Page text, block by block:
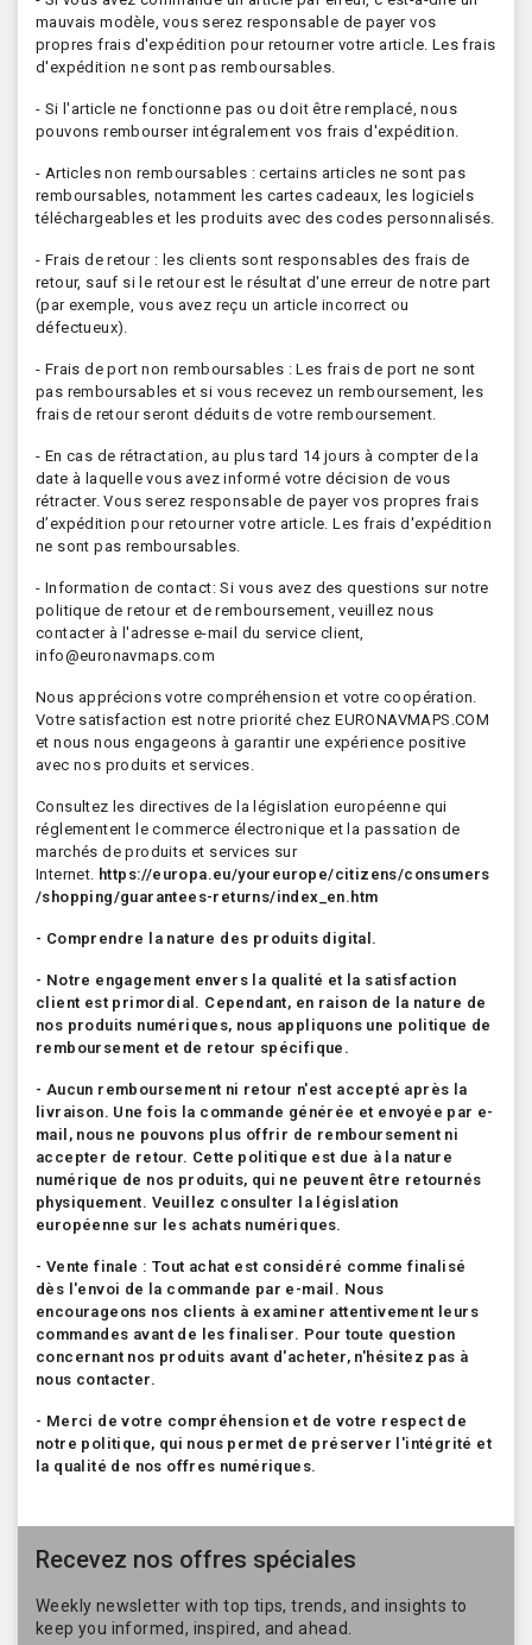
mauvais modèle, vous serez responsable de payer vos
propres frais d'expédition pour retourner votre article. Les frais
d'expédition ne sont pas remboursables.
- Si l'article ne fonctionne pas ou doit être remplacé, nous
pouvons rembourser intégralement vos frais d'expédition.
- Articles non remboursables : certains articles ne sont pas
remboursables, notamment les cartes cadeaux, les logiciels
téléchargeables et les produits avec des codes personnalisés.
- Frais de retour : les clients sont responsables des frais de
retour, sauf si le retour est le résultat d'une erreur de notre part
(par exemple, vous avez reçu un article incorrect ou
défectueux).
- Frais de port non remboursables : Les frais de port ne sont
pas remboursables et si vous recevez un remboursement, les
frais de retour seront déduits de votre remboursement.
- En cas de rétractation, au plus tard 14 jours à compter de la
date à laquelle vous avez informé votre décision de vous
rétracter. Vous serez responsable de payer vos propres frais
d’expédition pour retourner votre article. Les frais d'expédition
ne sont pas remboursables.
- Information de contact: Si vous avez des questions sur notre
politique de retour et de remboursement, veuillez nous
contacter à l'adresse e-mail du service client,
info@euronavmaps.com
Nous apprécions votre compréhension et votre coopération.
Votre satisfaction est notre priorité chez EURONAVMAPS.COM
et nous nous engageons à garantir une expérience positive
avec nos produits et services.
Consultez les directives de la législation européenne qui
réglementent le commerce électronique et la passation de
marchés de produits et services sur
Internet. https://europa.eu/youreurope/citizens/consumers
/shopping/guarantees-returns/index_en.htm
- Comprendre la nature des produits digital.
- Notre engagement envers la qualité et la satisfaction
client est primordial. Cependant, en raison de la nature de
nos produits numériques, nous appliquons une politique de
remboursement et de retour spécifique.
- Aucun remboursement ni retour n'est accepté après la
livraison. Une fois la commande générée et envoyée par e-
mail, nous ne pouvons plus offrir de remboursement ni
accepter de retour. Cette politique est due à la nature
numérique de nos produits, qui ne peuvent être retournés
physiquement. Veuillez consulter la législation
européenne sur les achats numériques.
- Vente finale : Tout achat est considéré comme finalisé
dès l'envoi de la commande par e-mail. Nous
encourageons nos clients à examiner attentivement leurs
commandes avant de les finaliser. Pour toute question
concernant nos produits avant d'acheter, n'hésitez pas à
nous contacter.
- Merci de votre compréhension et de votre respect de
notre politique, qui nous permet de préserver l'intégrité et
la qualité de nos offres numériques.
Recevez nos offres spéciales
Weekly newsletter with top tips, trends, and insights to
keep you informed, inspired, and ahead.